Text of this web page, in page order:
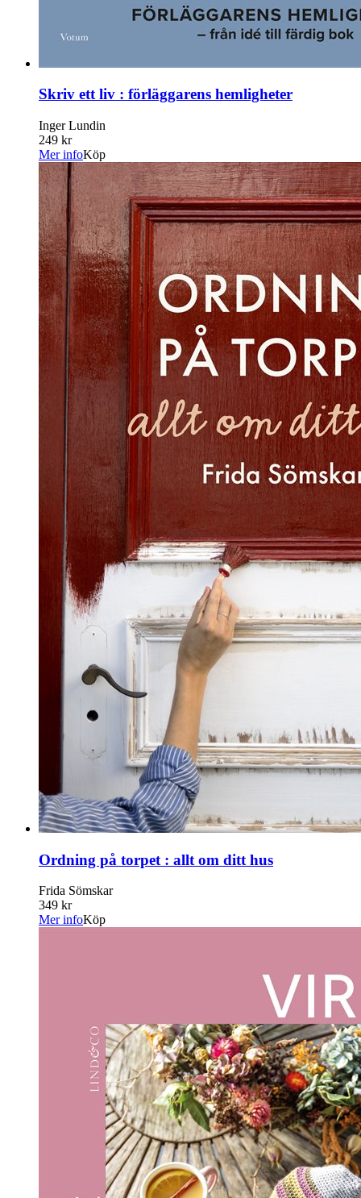
Skriv ett liv : förläggarens hemligheter
Inger Lundin
249 kr
Mer infoKöp
Ordning på torpet : allt om ditt hus
Frida Sömskar
349 kr
Mer infoKöp